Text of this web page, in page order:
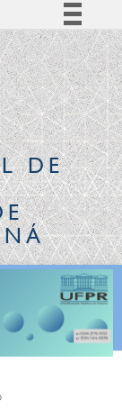
BR
DE